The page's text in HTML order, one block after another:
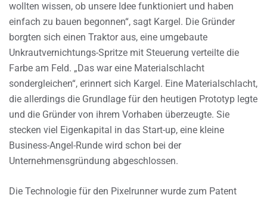
wollten wissen, ob unsere Idee funktioniert und haben
einfach zu bauen begonnen“, sagt Kargel. Die Gründer
borgten sich einen Traktor aus, eine umgebaute
Unkrautvernichtungs-Spritze mit Steuerung verteilte die
Farbe am Feld. „Das war eine Materialschlacht
sondergleichen“, erinnert sich Kargel. Eine Materialschlacht,
die allerdings die Grundlage für den heutigen Prototyp legte
und die Gründer von ihrem Vorhaben überzeugte. Sie
stecken viel Eigenkapital in das Start-up, eine kleine
Business-Angel-Runde wird schon bei der
Unternehmensgründung abgeschlossen.
Die Technologie für den Pixelrunner wurde zum Patent